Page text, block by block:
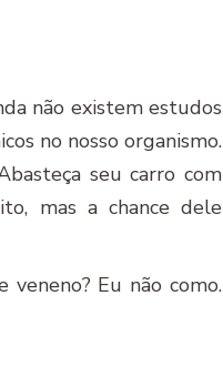
não existem estudos
no nosso organismo.
seu carro com
mas a chance dele
veneno? Eu não como.